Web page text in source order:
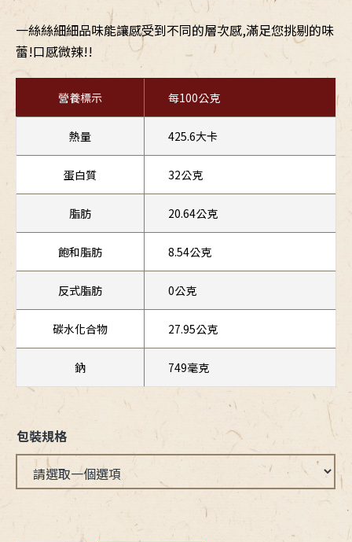
一絲絲細細品味能讓感受到不同的層次感,滿足您挑剔的味
蕾!口感微辣!!
營養標示 每100公克
熱量 425.6大卡
蛋白質 32公克
脂肪 20.64公克
飽和脂肪 8.54公克
反式脂肪 0公克
碳水化合物 27.95公克
鈉 749毫克
包裝規格